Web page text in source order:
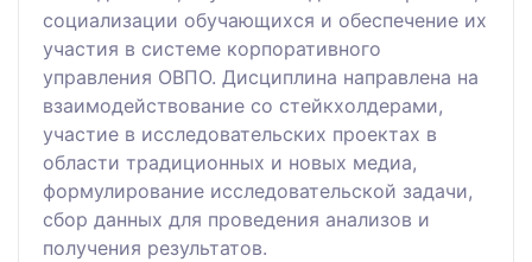
социализации обучающихся и обеспечение их
участия в системе корпоративного
управления ОВПО. Дисциплина направлена на
взаимодействование со стейкхолдерами,
участие в исследовательских проектах в
области традиционных и новых медиа,
формулирование исследовательской задачи,
сбор данных для проведения анализов и
получения результатов.